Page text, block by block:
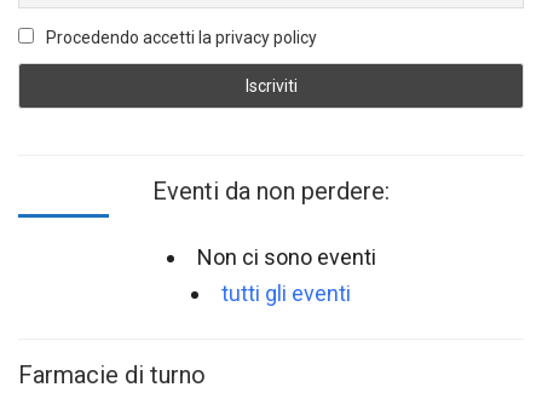
Procedendo accetti la privacy policy
Eventi da non perdere:
Non ci sono eventi
tutti gli eventi
Farmacie di turno